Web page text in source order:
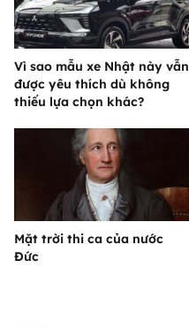
Vì sao mẫu xe Nhật này vẫn
được yêu thích dù không
thiếu lựa chọn khác?
Mặt trời thi ca của nước
Đức